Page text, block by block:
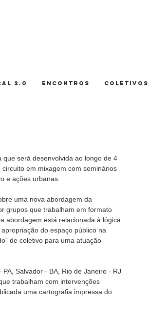
2.0 ENCONTROS COLETIVOS
que será desenvolvida ao longo de 4
em mixagem com seminários
e ações urbanas.
uma nova abordagem da
grupos que trabalham em formato
abordagem está relacionada à lógica
do espaço público na
de coletivo para uma atuação
Salvador - BA, Rio de Janeiro - RJ
trabalham com intervenções
uma cartografia impressa do